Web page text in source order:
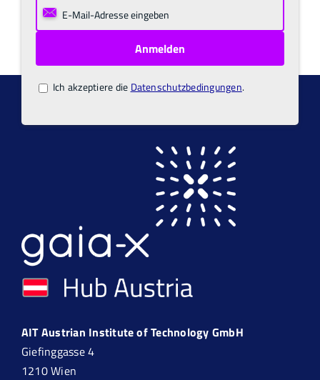
Ich akzeptiere die Datenschutzbedingungen.
AIT Austrian Institute of Technology GmbH
Giefinggasse 4
1210 Wien